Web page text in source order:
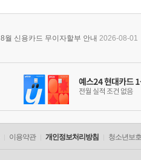
8월 신용카드 무이자할부 안내 2026-08-01
이용약관 개인정보처리방침 청소년보